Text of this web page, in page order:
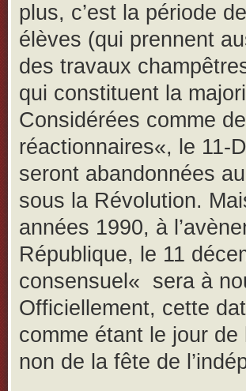
plus, c’est la période
élèves (qui prennent
des travaux
qui constituent la
Considérées comme
réactionnaires«, le 11-
seront abandonnées
sous la Révolution.
années 1990, à
République, le 11
consensuel« sera à
Officiellement, cette
comme étant le jour
non de la fête de